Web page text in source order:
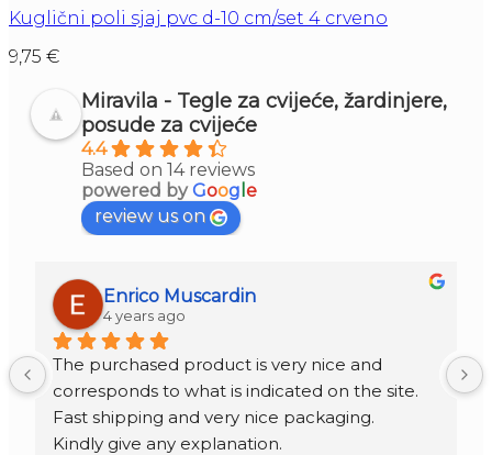
Kuglični poli sjaj pvc d-10 cm/set 4 crveno
9,75 €
Miravila - Tegle za cvijeće, žardinjere,
posude za cvijeće
4.4
Based on 14 reviews
powered byGoog e
review us on
Enrico Muscardin
4 years ago
The purchased product is very nice and
corresponds to what is indicated on the site.
Fast shipping and very nice packaging.
Kindly give any explanation.